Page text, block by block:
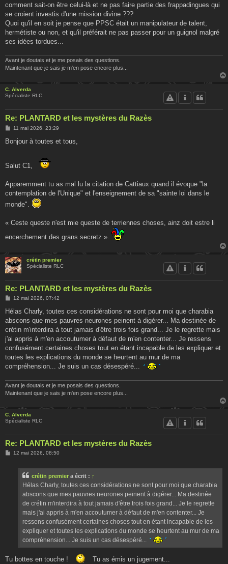
comment sait-on être celui-là et ne pas faire partie des frappadingues qui
se croient investis d'une mission divine ???
Quoi qu'il en soit je pense que PPSC était un manipulateur de talent,
hermétiste ou non, et qu'il préférait ne pas passer pour un guignol malgré
ses idées tordues...
Avant je doutais et je me posais des questions.
Maintenant que je sais je m'en pose encore plus...
C. Alverda
Spécialiste RLC
Re: PLANTARD et les mystères du Razès
M
s
e
11 mai 2026, 23:29
Bonjour à toutes et tous,
Salut C1,
Apparemment tu as mal lu la citation de Cattiaux quand il évoque "la
contemplation de l'Unique" et l'enseignement de sa "sainte loi dans le
monde".
« Ceste queste n'est mie queste de terriennes choses, ainz doit estre li
encerchement des grans secretz ».
crétin premier
Spécialiste RLC
Re: PLANTARD et les mystères du Razès
M
s
a
g
12 mai 2026, 07:42
Hélas Charly, toutes ces considérations ne sont pour moi que charabia
abscons que mes pauvres neurones peinent à digérer... Ma destinée de
crétin m'interdira à tout jamais d'être trois fois grand... Je le regrette mais
j'ai appris à m'en accoutumer à défaut de m'en contenter... Je ressens
confusément certaines choses tout en étant incapable de les expliquer et
toutes les explications du monde se heurtent au mur de ma
compréhension... Je suis un cas désespéré...
Avant je doutais et je me posais des questions.
Maintenant que je sais je m'en pose encore plus...
C. Alverda
Spécialiste RLC
Re: PLANTARD et les mystères du Razès
M
12 mai 2026, 08:50
crétin premier a écrit : ↑
Hélas Charly, toutes ces considérations ne sont pour moi que charabia
abscons que mes pauvres neurones peinent à digérer... Ma destinée
de crétin m'interdira à tout jamais d'être trois fois grand... Je le regrette
mais j'ai appris à m'en accoutumer à défaut de m'en contenter... Je
ressens confusément certaines choses tout en étant incapable de les
expliquer et toutes les explications du monde se heurtent au mur de ma
compréhension... Je suis un cas désespéré...
Tu bottes en touche ! Tu as émis un jugement...